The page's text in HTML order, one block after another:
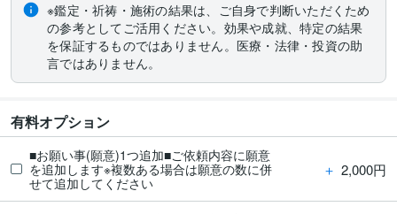
※鑑定・祈祷・施術の結果は、ご自身で判断いただくため
の参考としてご活用ください。効果や成就、特定の結果
を保証するものではありません。医療・法律・投資の助
言ではありません。
有料オプション
■お願い事(願意)1つ追加■ご依頼内容に願意
を追加します※複数ある場合は願意の数に併
せて追加してください
＋ 2,000円